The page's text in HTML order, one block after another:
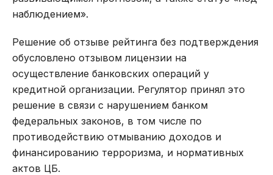
наблюдением».
Решение об отзыве рейтинга без подтверждения
обусловлено отзывом лицензии на
осуществление банковских операций у
кредитной организации. Регулятор принял это
решение в связи с нарушением банком
федеральных законов, в том числе по
противодействию отмыванию доходов и
финансированию терроризма, и нормативных
актов ЦБ.